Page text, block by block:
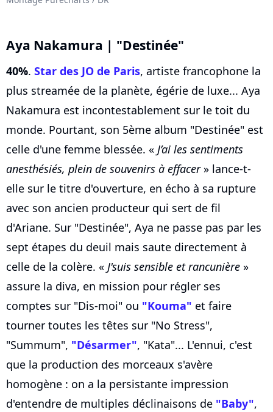
Aya Nakamura | "Destinée"
40%. Star des JO de Paris, artiste francophone la
plus streamée de la planète, égérie de luxe... Aya
Nakamura est incontestablement sur le toit du
monde. Pourtant, son 5ème album "Destinée" est
celle d'une femme blessée. « J’ai les sentiments
anesthésiés, plein de souvenirs à effacer» lance-t-
elle sur le titre d'ouverture, en écho à sa rupture
avec son ancien producteur qui sert de fil
d'Ariane. Sur "Destinée", Aya ne passe pas par les
sept étapes du deuil mais saute directement à
celle de la colère. « J'suis sensible et rancunière »
assure la diva, en mission pour régler ses
comptes sur "Dis-moi" ou "Kouma" et faire
tourner toutes les têtes sur "No Stress",
"Summum", "Désarmer", "Kata"... L'ennui, c'est
que la production des morceaux s'avère
homogène : on a la persistante impression
d'entendre de multiples déclinaisons de "Baby",